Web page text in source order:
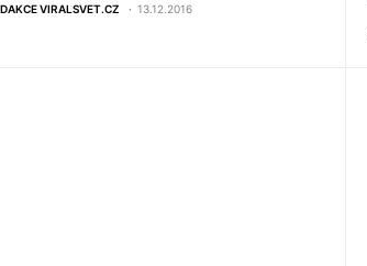
VIRALSVET.CZ 13.12.2016